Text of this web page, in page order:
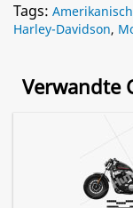
Tags:
Harley-Davidson,
Verwandte